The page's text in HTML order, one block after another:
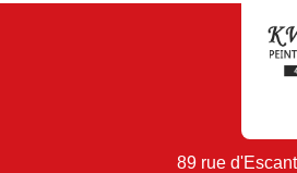
89 rue